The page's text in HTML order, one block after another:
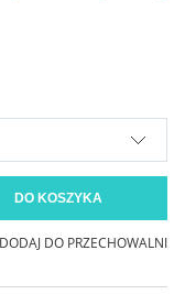
DO KOSZYKA
DODAJ DO PRZECHOWALNI